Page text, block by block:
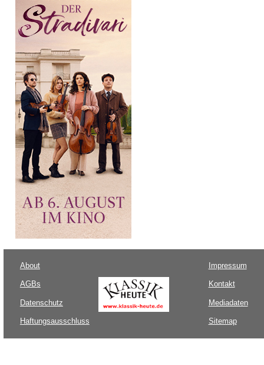
About
AGBs
Datenschutz
Haftungsausschluss
Impressum
Kontakt
Mediadaten
Sitemap